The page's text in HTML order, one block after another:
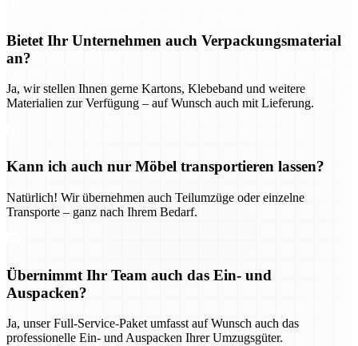
Bietet Ihr Unternehmen auch Verpackungsmaterial
an?
Ja, wir stellen Ihnen gerne Kartons, Klebeband und weitere
Materialien zur Verfügung – auf Wunsch auch mit Lieferung.
Kann ich auch nur Möbel transportieren lassen?
Natürlich! Wir übernehmen auch Teilumzüge oder einzelne
Transporte – ganz nach Ihrem Bedarf.
Übernimmt Ihr Team auch das Ein- und
Auspacken?
Ja, unser Full-Service-Paket umfasst auf Wunsch auch das
professionelle Ein- und Auspacken Ihrer Umzugsgüter.